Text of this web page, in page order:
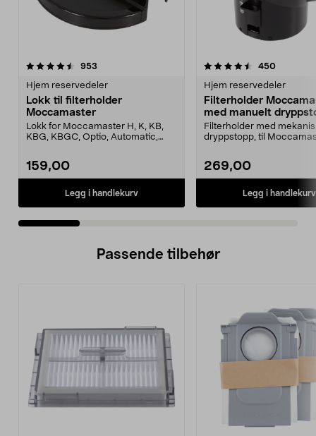
953
Hjem reservedeler
Lokk til filterholder
Moccamaster
Lokk for Moccamaster H, K, KB,
KBG, KBGC, Optio, Automatic,
159,00
Legg i handlekurv
4.5 av 5 stjerner 450
Hjem reservedeler
Filterholder
med manuelt
Filterholder med
dryppstopp, til
269,00
Legg i handlekurv
3.5 av 5 stjerner
Passende tilbehør